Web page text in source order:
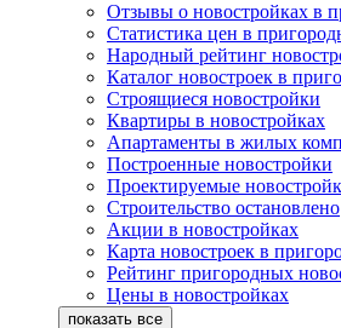
Отзывы о новостройках в
Статистика цен в
Народный рейтинг
Каталог новостроек в
Строящиеся новостройки
Квартиры в новостройках
Апартаменты в жилых
Построенные новостройки
Проектируемые
Строительство остановлено
Акции в новостройках
Карта новостроек в
Рейтинг пригородных
Цены в новостройках